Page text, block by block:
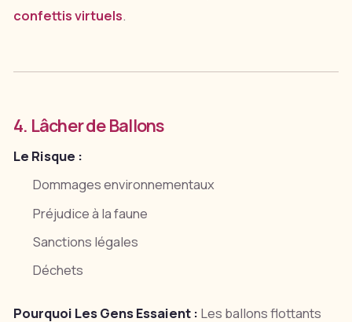
confettis virtuels.
4. Lâcher de Ballons
Le Risque :
Dommages environnementaux
Préjudice à la faune
Sanctions légales
Déchets
Pourquoi Les Gens Essaient : Les ballons flottants